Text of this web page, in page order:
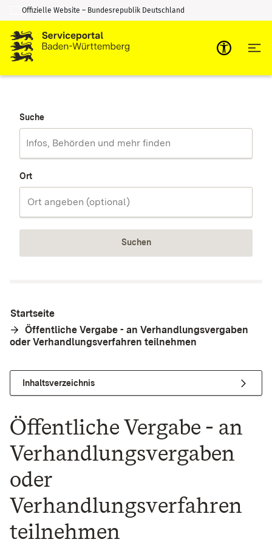
Zum Inhalt springen
Zur Suche springen
Offizielle Website – Bundesrepublik Deutschland
Suche
Ort
Suchen
Startseite
Öffentliche Vergabe - an Verhandlungsvergaben
oder Verhandlungsverfahren teilnehmen
Inhaltsverzeichnis
Öffentliche Vergabe - an
Verhandlungsvergaben
oder
Verhandlungsverfahren
teilnehmen